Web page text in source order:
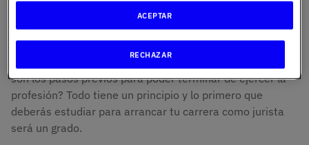
el sector privado, ya que en el público a través de una
oposición podrás acceder a ciertos puestos igual de
interesantes. Ya te hemos enumerado las distintas
: judicial, penal, civil… Pero, ¿cuáles
son los pasos previos para poder terminar de ejercer la
profesión? Todo tiene un principio y lo primero que
deberás estudiar para arrancar tu carrera como jurista
será un grado.
RECHAZAR
ACEPTAR